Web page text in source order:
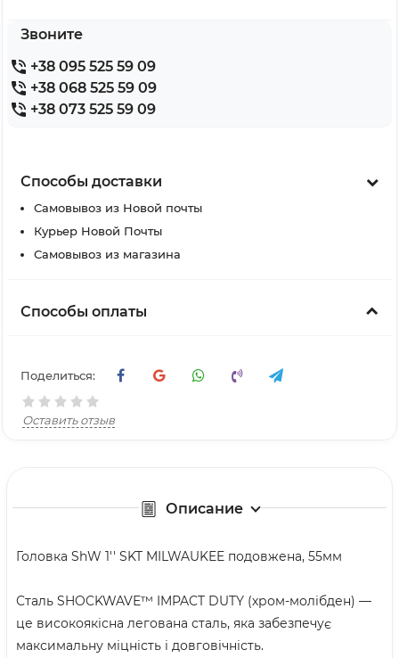
Звоните
+38 095 525 59 09
+38 068 525 59 09
+38 073 525 59 09
Способы доставки
Самовывоз из Новой почты
Курьер Новой Почты
Самовывоз из магазина
Способы оплаты
Поделиться:
Оставить отзыв
Описание
Головка ShW 1'' SKT MILWAUKEE подовжена, 55мм
Сталь SHOCKWAVE™ IMPACT DUTY (хром-молібден) —
це високоякісна легована сталь, яка забезпечує
максимальну міцність і довговічність.